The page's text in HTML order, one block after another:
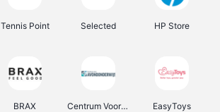
Tennis Point Selected HP Store
BRAX Centrum Voor Avondonderwijs EasyToys